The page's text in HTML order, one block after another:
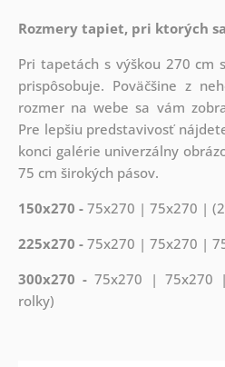
Rozmery tapiet, pri ktorých
Pri tapetách s výškou 270 cm
prispôsobuje. Poväčšine z
rozmer na webe sa vám
Pre lepšiu predstavivosť
konci galérie univerzálny
75 cm širokých pásov.
150x270 -75x270 | 75x270 |
225x270 -75x270 | 75x270 |
300x270 -75x270 |
rolky)